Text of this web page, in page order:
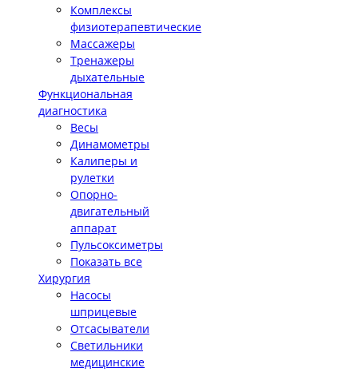
Комплексы
физиотерапевтические
Массажеры
Тренажеры
дыхательные
Функциональная
диагностика
Весы
Динамометры
Калиперы и
рулетки
Опорно-
двигательный
аппарат
Пульсоксиметры
Показать все
Хирургия
Насосы
шприцевые
Отсасыватели
Светильники
медицинские